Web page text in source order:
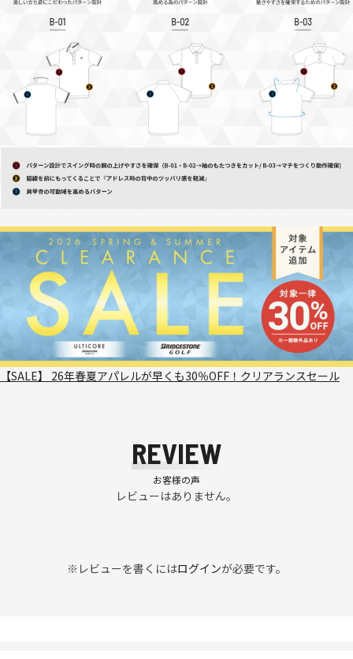
【SALE】 26年春夏アパレルが早くも30％OFF！クリアランスセール
REVIEW
お客様の声
レビューはありません。
※レビューを書くにはログインが必要です。